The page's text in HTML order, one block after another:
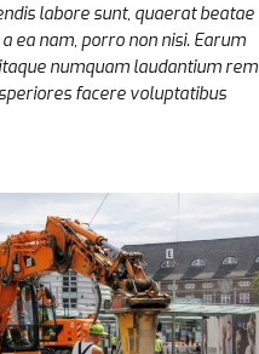
labore sunt, quaerat beatae
ea nam, porro non nisi. Earum
numquam laudantium rem
facere voluptatibus